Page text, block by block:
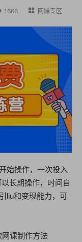
1666  网赚专区
始操作，一次投入
长期操作，时间自
liu和变现能力，可
课制作方法